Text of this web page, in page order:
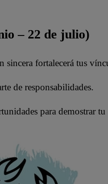
– 22 de julio)
sincera fortalecerá tus
de responsabilidades.
para demostrar